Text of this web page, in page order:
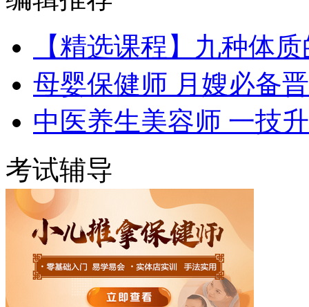
【精选课程】九种体
母婴保健师 月嫂必备
中医养生美容师 一技
考试辅导